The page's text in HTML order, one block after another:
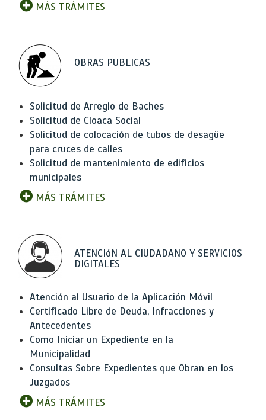
MÁS TRÁMITES
OBRAS PUBLICAS
Solicitud de Arreglo de Baches
Solicitud de Cloaca Social
Solicitud de colocación de tubos de desagüe
para cruces de calles
Solicitud de mantenimiento de edificios
municipales
MÁS TRÁMITES
ATENCIóN AL CIUDADANO Y SERVICIOS
DIGITALES
Atención al Usuario de la Aplicación Móvil
Certificado Libre de Deuda, Infracciones y
Antecedentes
Como Iniciar un Expediente en la
Municipalidad
Consultas Sobre Expedientes que Obran en los
Juzgados
MÁS TRÁMITES